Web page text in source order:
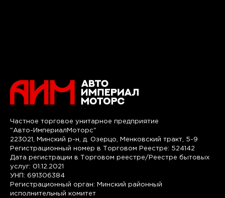
Частное торговое унитарное предприятие
"Авто-ИмпериалМоторс"
223021, Минский р-н, д. Озерцо, Менковский тракт, 5-9
Регистрационный номер в Торговом Реестре: 524142
Дата регистрации в Торговом реестре/Реестре бытовых
услуг: 01.12.2021
УНП: 691306384
Регистрационный орган: Минский районный
исполнительный комитет